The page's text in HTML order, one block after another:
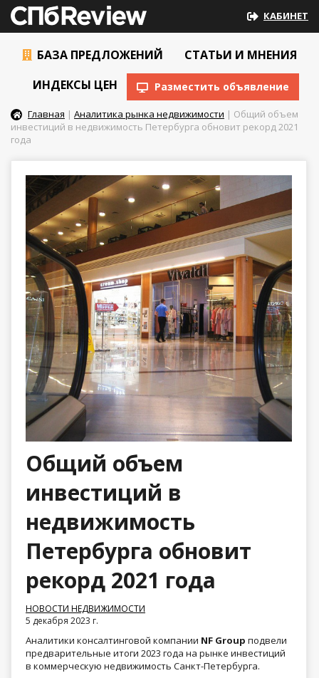
КАБИНЕТ
БАЗА ПРЕДЛОЖЕНИЙ
СТАТЬИ И МНЕНИЯ
ИНДЕКСЫ ЦЕН
Разместить объявление
Главная | Аналитика рынка недвижимости | Общий объем
инвестиций в недвижимость Петербурга обновит рекорд 2021
года
Общий объем
инвестиций в
недвижимость
Петербурга обновит
рекорд 2021 года
НОВОСТИ НЕДВИЖИМОСТИ
5 декабря 2023 г.
Аналитики консалтинговой компании NF Group подвели
предварительные итоги 2023 года на рынке инвестиций
в коммерческую недвижимость Санкт-Петербурга.